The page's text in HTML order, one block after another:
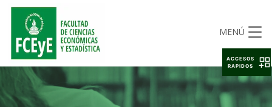
MENÚ
ACCESOS
RAPIDOS